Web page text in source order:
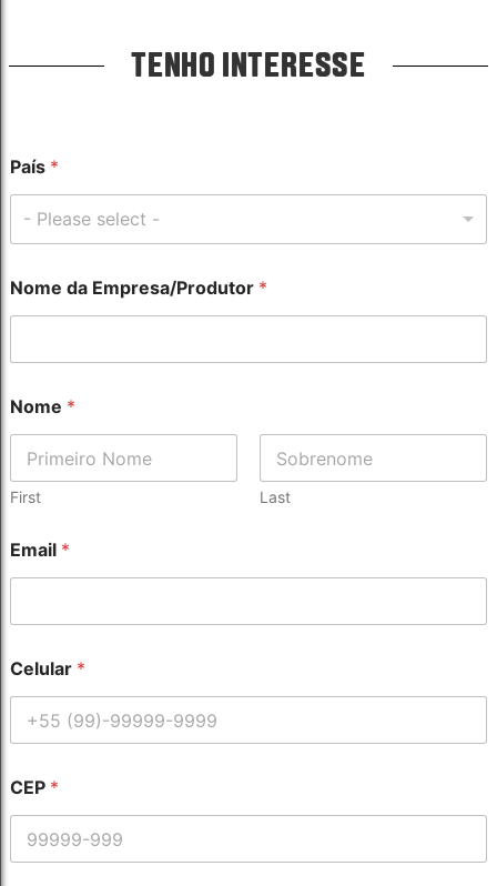
TENHO INTERESSE
País *
- Please select -
Nome da Empresa/Produtor *
Nome *
First Last
Email *
r
i
a
i
d
a
e
Celular *
CEP *